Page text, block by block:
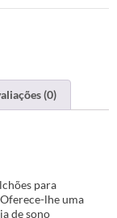
(0)
para
lhe uma
de sono